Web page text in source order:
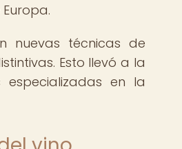
nuevas técnicas de
Esto llevó a la
en la